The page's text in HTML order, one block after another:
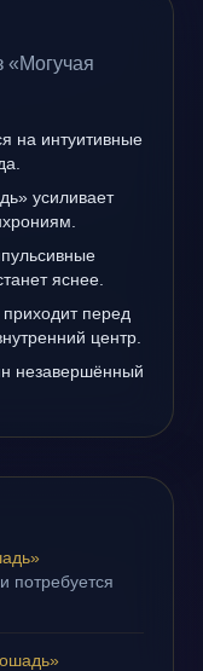
«Могучая
на интуитивные
усиливает
яснее.
перед
центр.
незавершённый
потребуется